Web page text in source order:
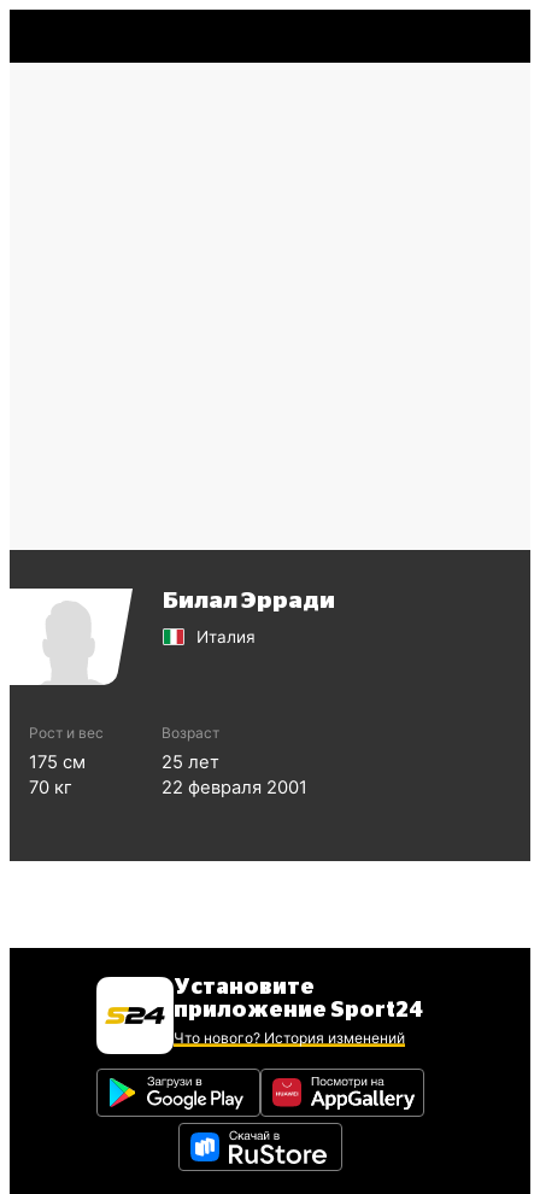
Билал Эрради
Италия
Рост и вес
175 см
70 кг
Возраст
25 лет
22 февраля 2001
Установите
приложение Sport24
Что нового? История изменений